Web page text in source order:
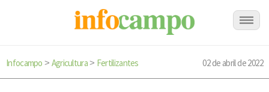
Infocampo > Agricultura> Fertilizantes 02 de abril de 2022